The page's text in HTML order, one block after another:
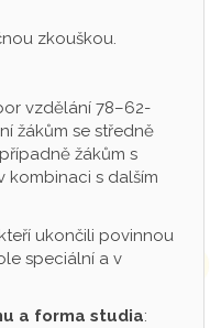
zkouškou.
vzdělání 78–62-
žákům se středně
žákům s
kombinaci s dalším
ukončili povinnou
speciální a v
a forma studia: